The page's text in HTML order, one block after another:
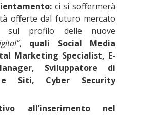
ci si soffermerà
offerte dal futuro mercato
profilo delle nuove
, quali Social Media
Marketing Specialist, E-
Sviluppatore di
e Siti, Cyber Security
all’inserimento nel